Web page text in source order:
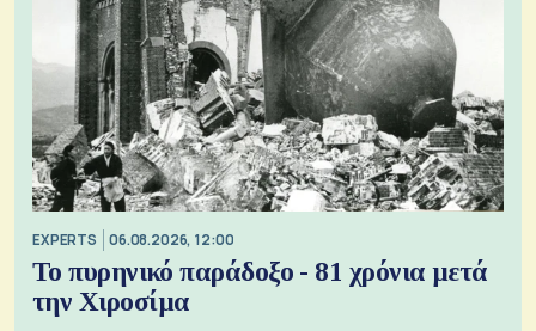
EXPERTS 06.08.2026, 12:00
Το πυρηνικό παράδοξο - 81 χρόνια μετά
την Χιροσίμα